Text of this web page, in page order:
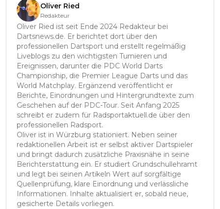
Oliver Ried
Redakteur
Oliver Ried ist seit Ende 2024 Redakteur bei
Dartsnews.de. Er berichtet dort über den
professionellen Dartsport und erstellt regelmäßig
Liveblogs zu den wichtigsten Turnieren und
Ereignissen, darunter die PDC World Darts
Championship, die Premier League Darts und das
World Matchplay. Ergänzend veröffentlicht er
Berichte, Einordnungen und Hintergrundtexte zum
Geschehen auf der PDC-Tour. Seit Anfang 2025
schreibt er zudem für Radsportaktuell.de über den
professionellen Radsport.
Oliver ist in Würzburg stationiert. Neben seiner
redaktionellen Arbeit ist er selbst aktiver Dartspieler
und bringt dadurch zusätzliche Praxisnähe in seine
Berichterstattung ein. Er studiert Grundschullehramt
und legt bei seinen Artikeln Wert auf sorgfältige
Quellenprüfung, klare Einordnung und verlässliche
Informationen. Inhalte aktualisiert er, sobald neue,
gesicherte Details vorliegen.